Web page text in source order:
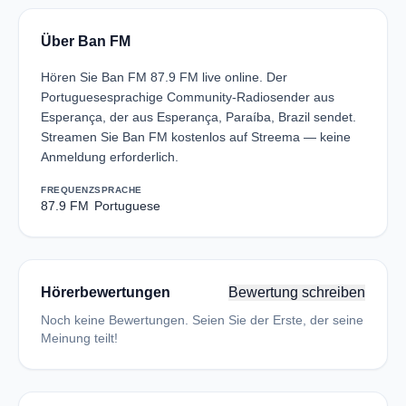
Über Ban FM
Hören Sie Ban FM 87.9 FM live online. Der
Portuguesesprachige Community-Radiosender aus
Esperança, der aus Esperança, Paraíba, Brazil sendet.
Streamen Sie Ban FM kostenlos auf Streema — keine
Anmeldung erforderlich.
FREQUENZ
87.9 FM
SPRACHE
Portuguese
Hörerbewertungen Bewertung schreiben
Noch keine Bewertungen. Seien Sie der Erste, der seine
Meinung teilt!